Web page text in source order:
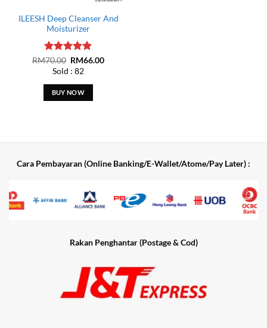
ILEESH Deep Cleanser And
Moisturizer
Rated5
out of 5
RM70.00 Original
price
was:
RM70.00.
RM66.00Current
Sold : 82
BUY NOW
Cara Pembayaran (Online Banking/E-Wallet/Atome/Pay Later) :
Rakan Penghantar (Postage & Cod)